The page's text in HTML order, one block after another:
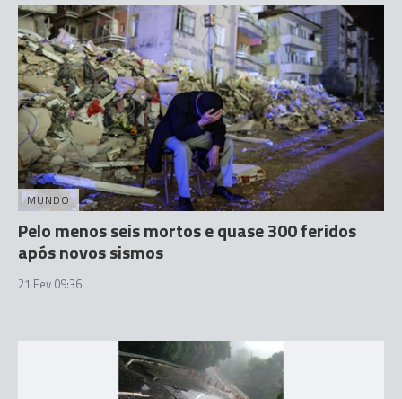
MUNDO
Pelo menos seis mortos e quase 300 feridos
após novos sismos
21 Fev 09:36